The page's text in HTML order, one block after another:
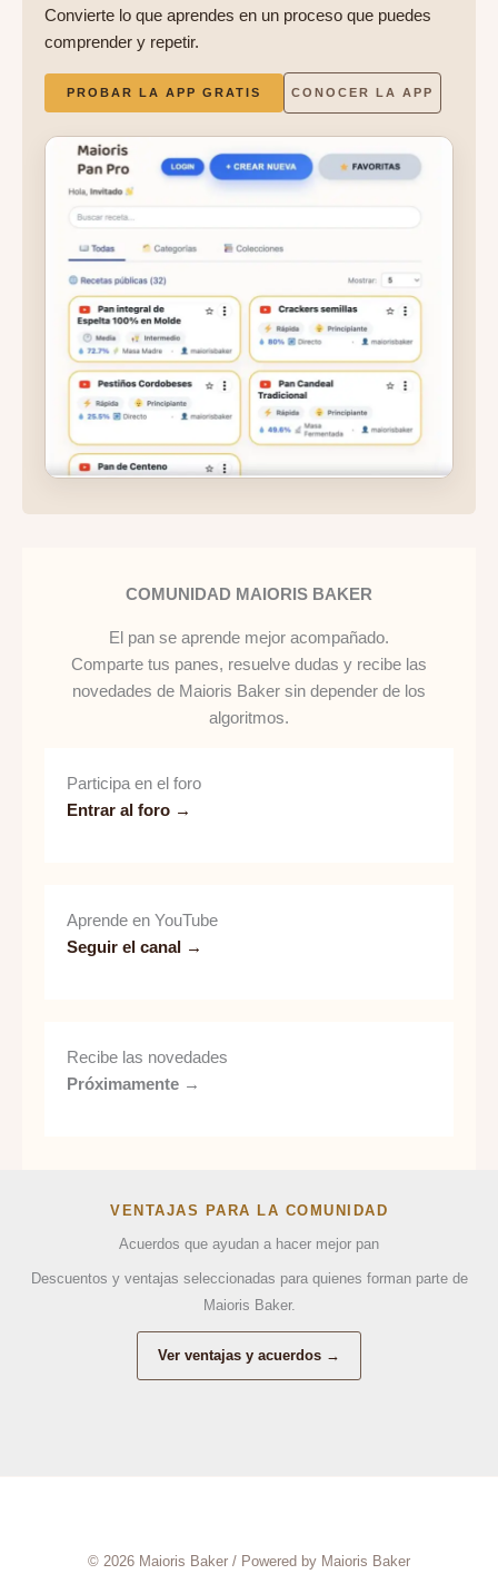
Convierte lo que aprendes en un proceso que puedes
comprender y repetir.
PROBAR LA APP GRATIS CONOCER LA APP
COMUNIDAD MAIORIS BAKER
El pan se aprende mejor acompañado.
Comparte tus panes, resuelve dudas y recibe las
novedades de Maioris Baker sin depender de los
algoritmos.
Participa en el foro
Entrar al foro →
Aprende en YouTube
Seguir el canal →
Recibe las novedades
Próximamente →
VENTAJAS PARA LA COMUNIDAD
Acuerdos que ayudan a hacer mejor pan
Descuentos y ventajas seleccionadas para quienes forman parte de
Maioris Baker.
Ver ventajas y acuerdos →
© 2026 Maioris Baker / Powered by Maioris Baker